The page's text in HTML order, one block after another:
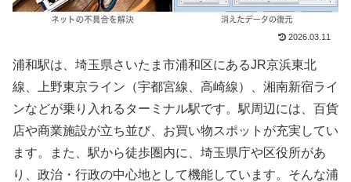
2026.03.11
浦和駅は、埼玉県さいたま市浦和区にあるJR京浜東北
線、上野東京ライン（宇都宮線、高崎線）、湘南新宿ライ
ンなどが乗り入れるターミナル駅です。駅周辺には、百貨
店や商業施設が立ち並び、お買い物スポットが充実してい
ます。また、駅から徒歩圏内に、埼玉県庁や区役所があ
り、政治・行政の中心地として機能しています。そんな浦